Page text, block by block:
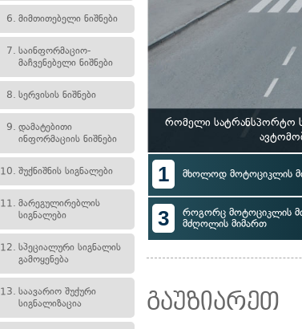
6. მიმთითებელი ნიშნები
7. საინფორმაციო-
მაჩვენებელი ნიშნები
8. სერვისის ნიშნები
9. დამატებითი
ინფორმაციის ნიშნები
10. შუქნიშნის სიგნალები
11. მარეგულირებლის
სიგნალები
12. სპეციალური სიგნალის
გამოყენება
13. საავარიო შუქური
სიგნალიზაცია
რომელი სატრანსპორტო
1 მხოლოდ მოტოციკლის
3
როგორც მოტოციკლის
მძღოლის მიმართ
გაუზიარეთ